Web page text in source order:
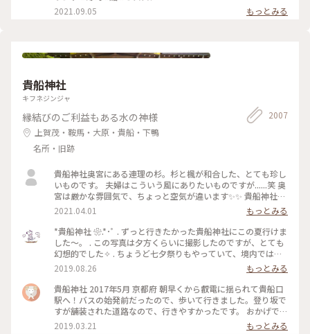
2021.09.05
もっとみる
貴船神社
キフネジンジャ
縁結びのご利益もある水の神様
上賀茂・鞍馬・大原・貴船・下鴨
名所・旧跡
2007
貴船神社奥宮にある連理の杉。杉と楓が和合した、とても珍し
いものです。 夫婦はこういう風にありたいものですが......笑 奥
宮は厳かな雰囲気で、ちょっと空気が違います✨✨ 貴船神社ま
で行かれたら、是非行ってみてほしいです。
2021.04.01
もっとみる
*貴船神社 ❀.*･ﾟ . ずっと行きたかった貴船神社にこの夏行けま
した～。 . この写真は夕方くらいに撮影したのですが、とても
幻想的でした✧︎ . ちょうど七夕祭りもやっていて、境内では七
夕がたくさんありました🎋✧̣̥̇ . #貴船神社 #神社巡り #旅のひと
とき #夏旅2019
2019.08.26
もっとみる
貴船神社 2017年5月 京都府 朝早くから叡電に揺られて貴船口
駅へ！バスの始発前だったので、歩いて行きました。登り坂で
すが舗装された道路なので、行きやすかったです。 おかげで人
の少ないシーンとした空気を味わえたので良かったです。 御朱
2019.03.21 もっとみる